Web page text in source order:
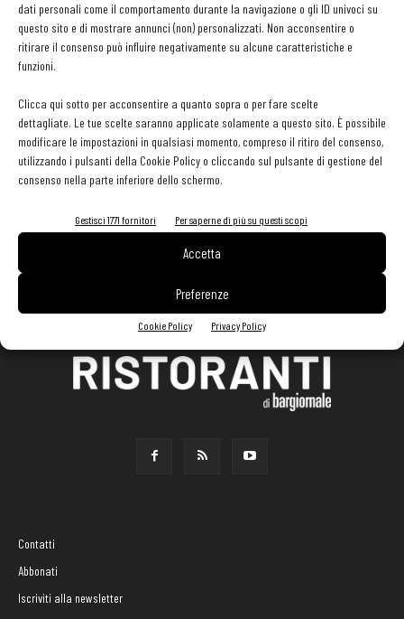
dati personali come il comportamento durante la navigazione o gli ID univoci su
questo sito e di mostrare annunci (non) personalizzati. Non acconsentire o
ritirare il consenso può influire negativamente su alcune caratteristiche e
funzioni.
Clicca qui sotto per acconsentire a quanto sopra o per fare scelte
dettagliate. Le tue scelte saranno applicate solamente a questo sito. È possibile
modificare le impostazioni in qualsiasi momento, compreso il ritiro del consenso,
utilizzando i pulsanti della Cookie Policy o cliccando sul pulsante di gestione del
consenso nella parte inferiore dello schermo.
Gestisci 1771 fornitori Per saperne di più su questi scopi
Accetta
Preferenze
Cookie Policy Privacy Policy
EDICOLA WEB
Contatti
Abbonati
Iscriviti alla newsletter